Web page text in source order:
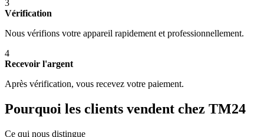
3
Vérification
Nous vérifions votre appareil rapidement et professionnellement.
4
Recevoir l'argent
Après vérification, vous recevez votre paiement.
Pourquoi les clients vendent chez TM24
Ce qui nous distingue